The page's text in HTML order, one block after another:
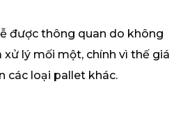
được thông quan do không
xử lý mối một, chính vì thế giá
các loại pallet khác.